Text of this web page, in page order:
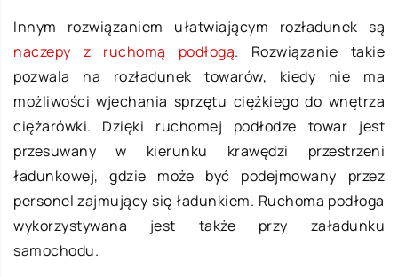
Innym rozwiązaniem ułatwiającym rozładunek są
naczepy z ruchomą podłogą. Rozwiązanie takie
pozwala na rozładunek towarów, kiedy nie ma
możliwości wjechania sprzętu ciężkiego do wnętrza
ciężarówki. Dzięki ruchomej podłodze towar jest
przesuwany w kierunku krawędzi przestrzeni
ładunkowej, gdzie może być podejmowany przez
personel zajmujący się ładunkiem. Ruchoma podłoga
wykorzystywana jest także przy załadunku
samochodu.